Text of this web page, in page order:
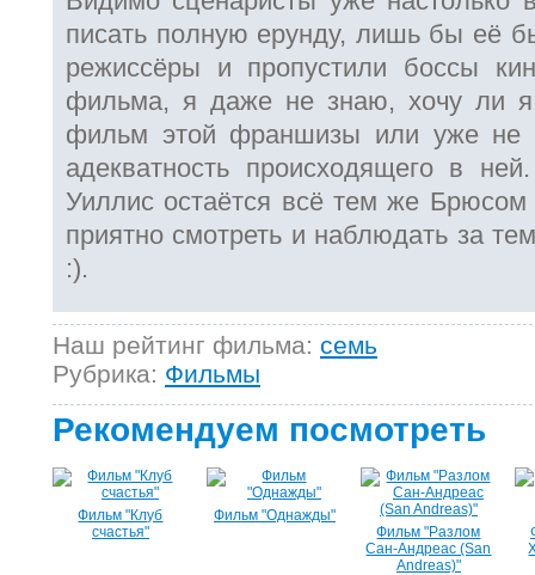
писать полную ерунду, лишь бы её
режиссёры и пропустили боссы
фильма, я даже не знаю, хочу ли я
фильм этой франшизы или уже не
адекватность происходящего в
Уиллис остаётся всё тем же Брюсом
приятно смотреть и наблюдать за
:).
Наш рейтинг фильма: семь
Рубрика: Фильмы
Рекомендуем посмотреть
Фильм "Клуб
счастья"
Фильм "Однажды"
Фильм "Разлом
Сан-Андреас (San
Andreas)"